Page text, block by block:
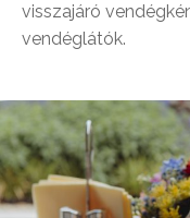
visszajáró
vendéglátók.